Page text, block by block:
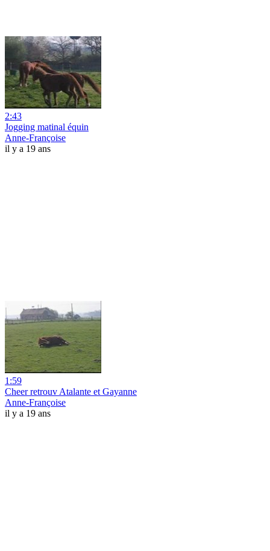
2:43
Jogging matinal équin
Anne-Françoise
il y a 19 ans
1:59
Cheer retrouv Atalante et Gayanne
Anne-Françoise
il y a 19 ans